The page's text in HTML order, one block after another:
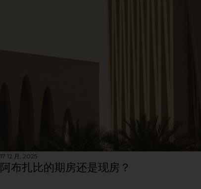
17 12 月, 2025
阿布扎比的期房还是现房？